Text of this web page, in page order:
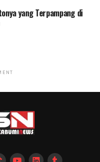
yang Terpampang di